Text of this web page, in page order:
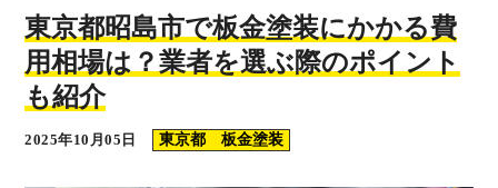
東京都昭島市で板金塗装にかかる費
用相場は？業者を選ぶ際のポイント
も紹介
2025年10月05日 東京都 板金塗装